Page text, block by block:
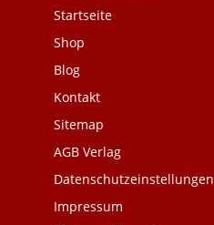
Startseite
Shop
Blog
Kontakt
Sitemap
AGB Verlag
Datenschutzeinstellungen
Impressum